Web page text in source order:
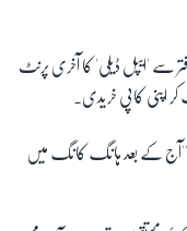
سے 'ایپل ڈیلی' کا آخری پرنٹ
اپنی کاپی خریدی۔
ہے کہ ''آج کے بعد ہانگ کانگ میں